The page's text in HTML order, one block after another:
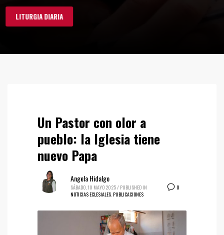
LITURGIA DIARIA
Un Pastor con olor a
pueblo: la Iglesia tiene
nuevo Papa
0
Angela Hidalgo
SÁBADO, 10 MAYO 2025/ PUBLISHED IN
NOTICIAS ECLESIALES,PUBLICACIONES